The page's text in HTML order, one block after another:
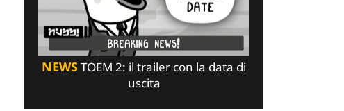
NEWSTOEM 2: il trailer con la data di
uscita